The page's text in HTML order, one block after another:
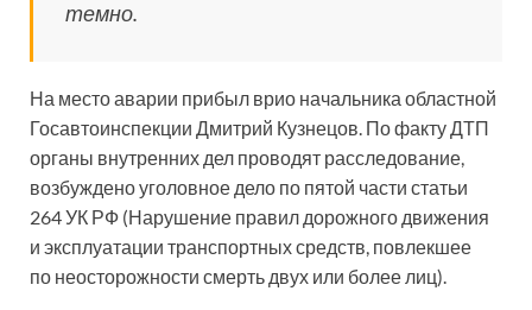
темно.
На место аварии прибыл врио начальника областной
Госавтоинспекции Дмитрий Кузнецов. По факту ДТП
органы внутренних дел проводят расследование,
возбуждено уголовное дело по пятой части статьи
264 УК РФ (Нарушение правил дорожного движения
и эксплуатации транспортных средств, повлекшее
по неосторожности смерть двух или более лиц).